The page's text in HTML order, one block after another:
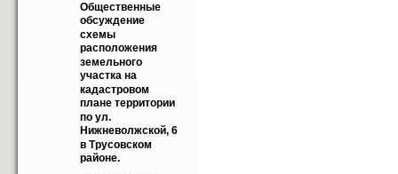
Общественные
обсуждение
схемы
расположения
земельного
участка на
кадастровом
плане территории
по ул.
Нижневолжской, 6
в Трусовском
районе.